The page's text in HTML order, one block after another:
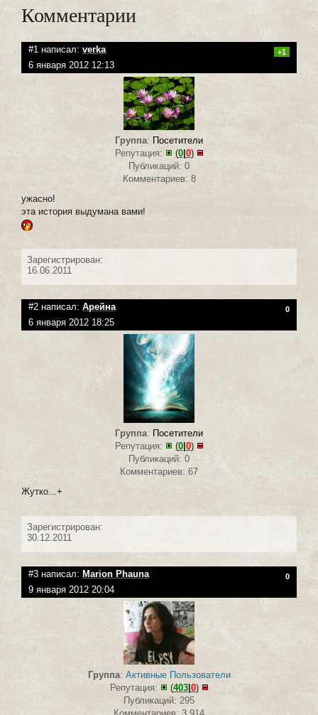
Комментарии
#1 написал: verka +1
6 января 2012 12:13
Группа: Посетители
Репутация:
(0| 0)
Публикаций: 0
Комментариев: 8
ужасно!
эта история выдумана вами!
Зарегистрирован:
16.06.2011
#2 написал: Арейна 0
6 января 2012 18:25
Группа: Посетители
Репутация:
(0| 0)
Публикаций: 0
Комментариев: 67
Жутко...+
Зарегистрирован:
30.12.2011
#3 написал: Marion Phauna 0
9 января 2012 20:04
Группа: Активные Пользователи
Репутация:
(403| 0)
Публикаций: 295